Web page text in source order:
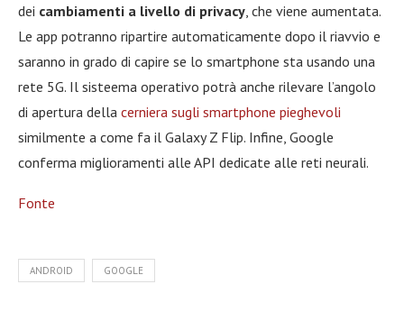
dei cambiamenti a livello di privacy, che viene aumentata.
Le app potranno ripartire automaticamente dopo il riavvio e
saranno in grado di capire se lo smartphone sta usando una
rete 5G. Il sisteema operativo potrà anche rilevare l’angolo
di apertura della cerniera sugli smartphone pieghevoli
similmente a come fa il Galaxy Z Flip. Infine, Google
conferma miglioramenti alle API dedicate alle reti neurali.
Fonte
ANDROID GOOGLE